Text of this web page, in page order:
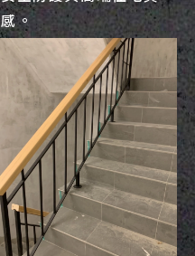
感。